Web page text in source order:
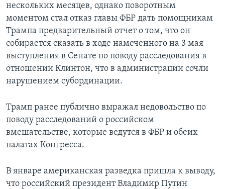
нескольких месяцев, однако поворотным
моментом стал отказ главы ФБР дать помощникам
Трампа предварительный отчет о том, что он
собирается сказать в ходе намеченного на 3 мая
выступления в Сенате по поводу расследования в
отношении Клинтон, что в администрации сочли
нарушением субординации.
Трамп ранее публично выражал недовольство по
поводу расследований о российском
вмешательстве, которые ведутся в ФБР и обеих
палатах Конгресса.
В январе американская разведка пришла к выводу,
что российский президент Владимир Путин